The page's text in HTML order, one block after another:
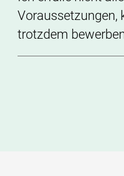
Voraussetzungen,
trotzdem